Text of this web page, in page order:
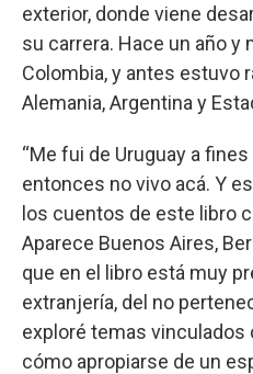
exterior, donde viene
su carrera. Hace un año y
Colombia, y antes estuvo
Alemania, Argentina y
“Me fui de Uruguay a
entonces no vivo acá. Y
los cuentos de este libro
Aparece Buenos Aires,
que en el libro está muy
extranjería, del no
exploré temas vinculados
cómo apropiarse de un